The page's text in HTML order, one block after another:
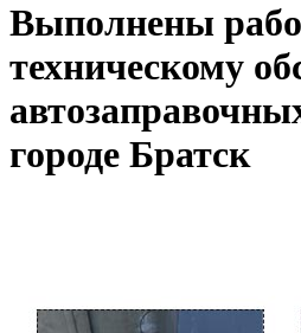
Выполнены
техническому
городе Братск